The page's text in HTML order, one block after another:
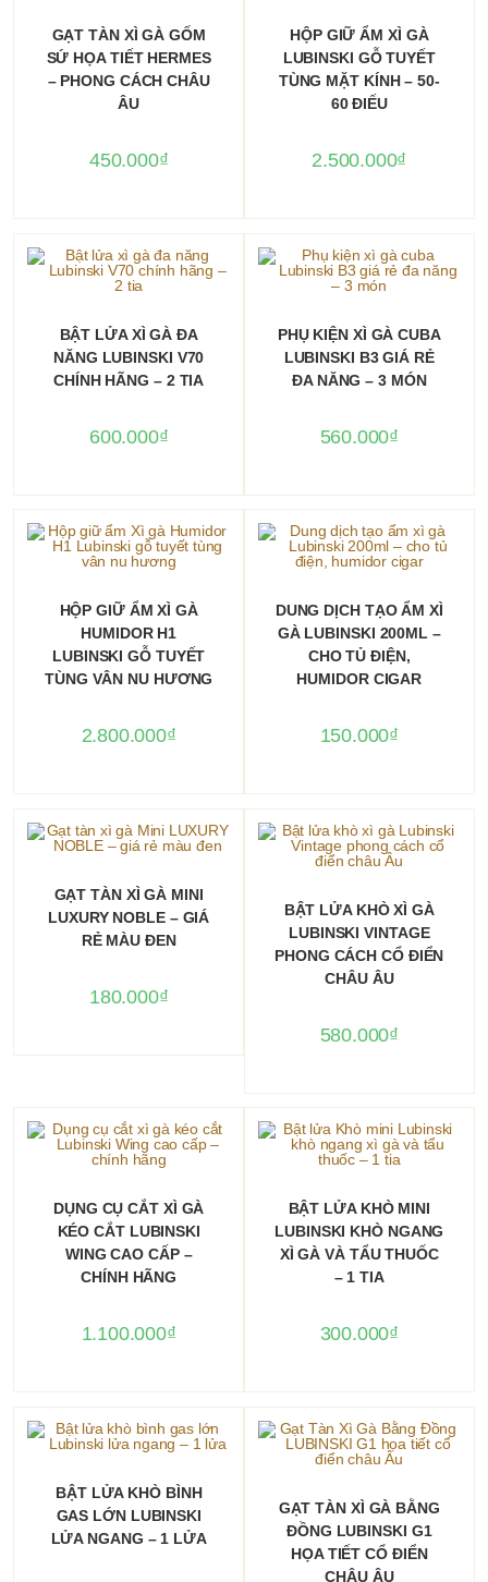
THÊM VÀO GIỎ HÀNG
GẠT TÀN XÌ GÀ GỐM
SỨ HỌA TIẾT HERMES
– PHONG CÁCH CHÂU
ÂU
450.000₫
THÊM VÀO GIỎ HÀNG
HỘP GIỮ ẨM XÌ GÀ
LUBINSKI GỖ TUYẾT
TÙNG MẶT KÍNH – 50-
60 ĐIẾU
2.500.000₫
THÊM VÀO GIỎ HÀNG
BẬT LỬA XÌ GÀ ĐA
NĂNG LUBINSKI V70
CHÍNH HÃNG – 2 TIA
600.000₫
THÊM VÀO GIỎ HÀNG
PHỤ KIỆN XÌ GÀ CUBA
LUBINSKI B3 GIÁ RẺ
ĐA NĂNG – 3 MÓN
560.000₫
THÊM VÀO GIỎ HÀNG
HỘP GIỮ ẨM XÌ GÀ
HUMIDOR H1
LUBINSKI GỖ TUYẾT
TÙNG VÂN NU HƯƠNG
2.800.000₫
THÊM VÀO GIỎ HÀNG
DUNG DỊCH TẠO ẨM XÌ
GÀ LUBINSKI 200ML –
CHO TỦ ĐIỆN,
HUMIDOR CIGAR
150.000₫
THÊM VÀO GIỎ HÀNG
GẠT TÀN XÌ GÀ MINI
LUXURY NOBLE – GIÁ
RẺ MÀU ĐEN
180.000₫
THÊM VÀO GIỎ HÀNG
BẬT LỬA KHÒ XÌ GÀ
LUBINSKI VINTAGE
PHONG CÁCH CỔ ĐIỂN
CHÂU ÂU
580.000₫
THÊM VÀO GIỎ HÀNG
DỤNG CỤ CẮT XÌ GÀ
KÉO CẮT LUBINSKI
WING CAO CẤP –
CHÍNH HÃNG
1.100.000₫
THÊM VÀO GIỎ HÀNG
BẬT LỬA KHÒ MINI
LUBINSKI KHÒ NGANG
XÌ GÀ VÀ TẨU THUỐC
– 1 TIA
300.000₫
THÊM VÀO GIỎ HÀNG
BẬT LỬA KHÒ BÌNH
GAS LỚN LUBINSKI
LỬA NGANG – 1 LỬA
THÊM VÀO GIỎ HÀNG
GẠT TÀN XÌ GÀ BẰNG
ĐỒNG LUBINSKI G1
HỌA TIẾT CỔ ĐIỂN
CHÂU ÂU